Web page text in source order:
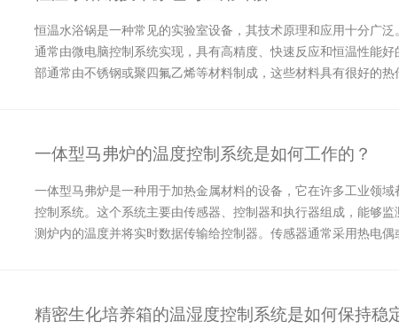
恒温水浴锅是一种常见的实验室设备，其技术原理和应用十分广
通常由微电脑控制系统实现，具有高精度、快速反应和恒温性能
部通常由不锈钢或聚四氟乙烯等材料制成，这些材料具有很好的
一体型马弗炉的温度控制系统是如何工作的？
一体型马弗炉是一种用于加热金属材料的设备，它在许多工业领
控制系统。这个系统主要由传感器、控制器和执行器组成，能够
测炉内的温度并将实时数据传输给控制器。传感器通常采用热电
精密生化培养箱的温湿度控制系统是如何保持稳